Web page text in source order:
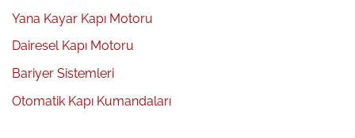
Yana Kayar Kapı Motoru
Dairesel Kapı Motoru
Bariyer Sistemleri
Otomatik Kapı Kumandaları